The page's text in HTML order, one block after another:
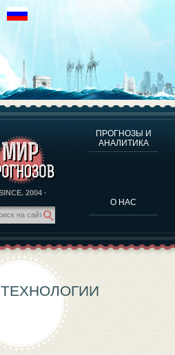
2004 ·
ПРОГНОЗЫ И
АНАЛИТИКА
О НАС
ПРОГРАММЕ
ЧЕЛОВЕКА
ВЫДАЮЩИХСЯ ЛИЧНОСТЕЙ
ПРОГРАММЕ
ВОЛИКОВА
И АНАЛИТИКА